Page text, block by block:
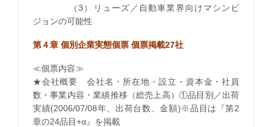
（3）リューズ／自動車業界向けマシンビ
ジョンの可能性
第４章 個別企業実態個票 個票掲載27社
≪個票内容≫
★会社概要 会社名・所在地・設立・資本金・社員
数・事業内容・業績推移（総売上高）①品目別／出荷
実績(2006/07/08年、出荷台数、金額)※品目は『第2
章の24品目+α』を掲載